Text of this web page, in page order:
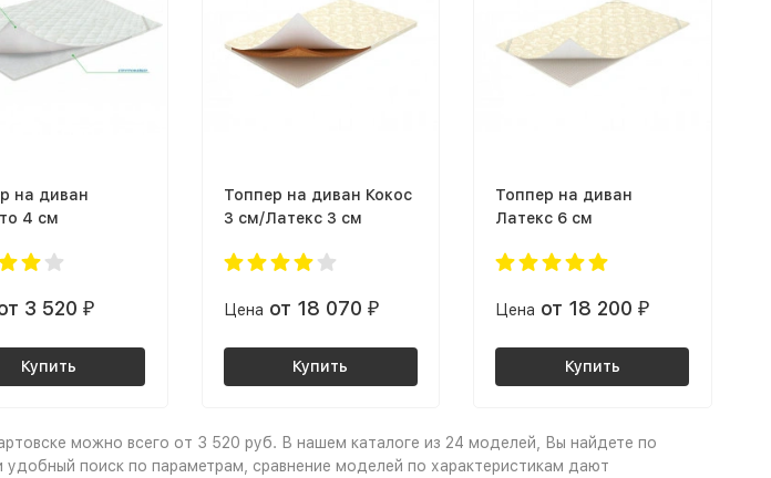
на диван
4 см
3 520 ₽
Купить
Топпер на диван Кокос
3 см/Латекс 3 см
Цена от 18 070 ₽
Купить
Топпер на диван
Латекс 6 см
Цена от 18 200 ₽
Купить
можно всего от 3 520 руб. В нашем каталоге из 24 моделей, Вы найдете по
поиск по параметрам, сравнение моделей по характеристикам дают